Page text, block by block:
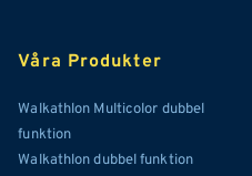
Våra Produkter
Walkathlon Multicolor dubbel
funktion
Walkathlon dubbel funktion